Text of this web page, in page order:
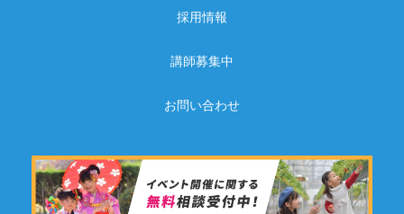
採用情報
講師募集中
お問い合わせ